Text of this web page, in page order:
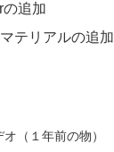
追加
テリアルの追加
（１年前の物）